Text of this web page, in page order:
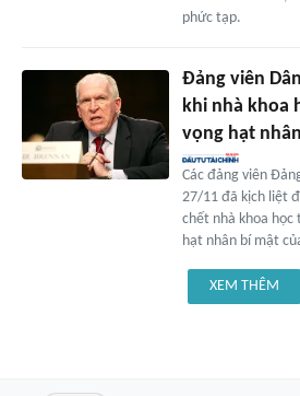
phức tạp.
Đảng viên
khi nhà khoa
vọng hạt
Các đảng viên
27/11 đã kịch liệt
chết nhà khoa
hạt nhân bí mật
XEM THÊM